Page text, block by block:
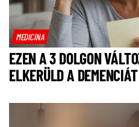
MEDICINA
EZEN A 3 DOLGON
ELKERÜLD A DEMENCIÁT